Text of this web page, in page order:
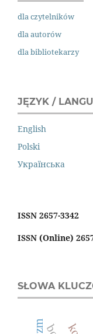
dla czytelników
dla autorów
dla bibliotekarzy
JĘZYK /
English
Polski
Українська
ISSN 2657-3342
ISSN (Online)
SŁOWA